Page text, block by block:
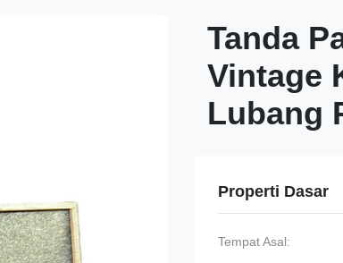
Tanda
Vintage
Lubang
Properti Dasar
Tempat Asal: